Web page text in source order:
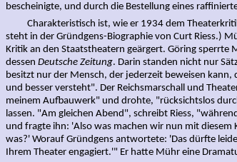
bescheinigte, und durch die Bestellung eines
Charakteristisch ist, wie er 1934 dem
steht in der Gründgens-Biographie von Curt Riess.)
Kritik an den Staatstheatern geärgert. Göring sperrte
dessen Deutsche Zeitung. Darin standen nicht nur
besitzt nur der Mensch, der jederzeit beweisen kann,
und besser versteht". Der Reichsmarschall und
meinem Aufbauwerk" und drohte, "rücksichtslos
lassen. "Am gleichen Abend", schreibt Riess,
und fragte ihn: 'Also was machen wir nun mit diesem
was?' Worauf Gründgens antwortete: 'Das dürfte
Ihrem Theater engagiert.'" Er hatte Mühr eine